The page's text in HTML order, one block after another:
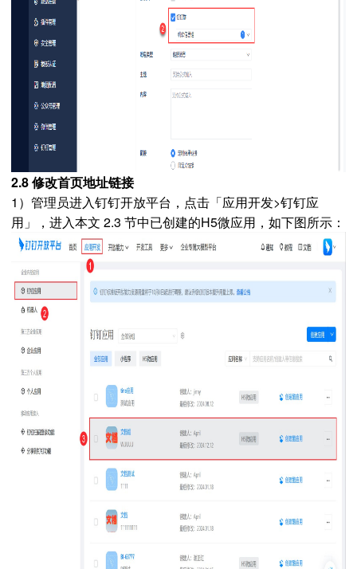
2.8 修改首页地址链接
1）管理员进入钉钉开放平台，点击「应用开发>钉钉应
用」， 进入本文 2.3 节中已创建的H5微应用，如下图所示：